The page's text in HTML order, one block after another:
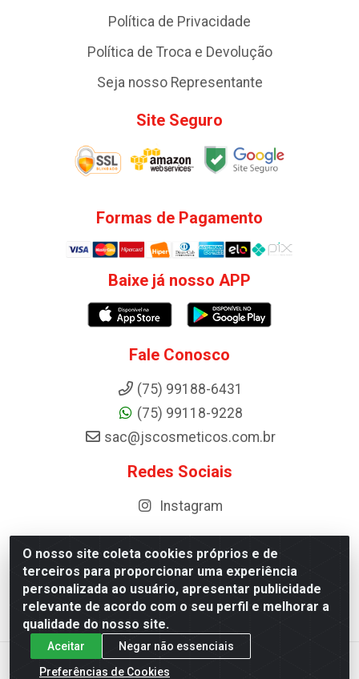
O nosso site coleta cookies próprios e de
terceiros para proporcionar uma experiência
personalizada ao usuário, apresentar publicidade
relevante de acordo com o seu perfil e melhorar a
qualidade do nosso site.
Aceitar
Negar não essenciais
Preferências de Cookies
Política de Privacidade
Política de Troca e Devolução
Seja nosso Representante
Site Seguro
Formas de Pagamento
Baixe já nosso APP
Fale Conosco
(75) 99188-6431
(75) 99118-9228
sac@jscosmeticos.com.br
Redes Sociais
Instagram
Distribuidora de Cosméticos Antoneto LTDA - BA-052,
km 87 - Industrial, Ipirá - BA, 44600-000 - CNPJ
10.984.107/0001-75